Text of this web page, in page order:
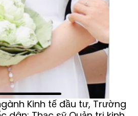
Kinh tế đầu tư, Trường